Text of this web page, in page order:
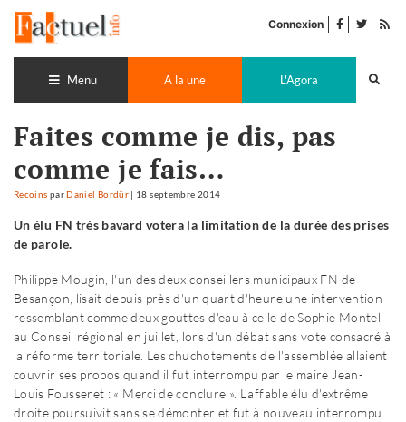
contenu
Connexion facebook
twitter
Menu A la une L'Agora
Faites comme je dis, pas
comme je fais…
Recoins parDaniel Bordür | 18 septembre 2014
Un élu FN très bavard votera la limitation de la durée des prises
de parole.
Philippe Mougin, l'un des deux conseillers municipaux FN de
Besançon, lisait depuis près d'un quart d'heure une intervention
ressemblant comme deux gouttes d'eau à celle de Sophie Montel
au Conseil régional en juillet, lors d'un débat sans vote consacré à
la réforme territoriale. Les chuchotements de l'assemblée allaient
couvrir ses propos quand il fut interrompu par le maire Jean-
Louis Fousseret : « Merci de conclure ». L'affable élu d'extrême
droite poursuivit sans se démonter et fut à nouveau interrompu